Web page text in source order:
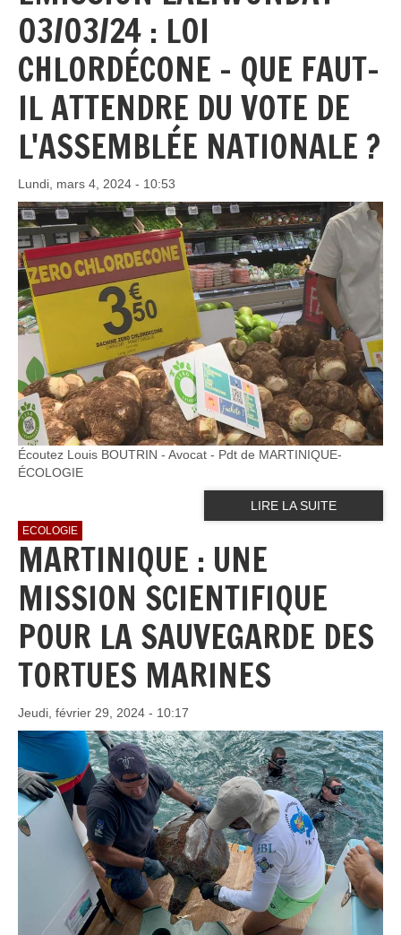
03/03/24 : LOI
CHLORDÉCONE - QUE FAUT-
IL ATTENDRE DU VOTE DE
L'ASSEMBLÉE NATIONALE ?
Lundi, mars 4, 2024 - 10:53
Écoutez Louis BOUTRIN - Avocat - Pdt de MARTINIQUE-
ÉCOLOGIE
LIRE LA SUITE
ECOLOGIE
MARTINIQUE : UNE
MISSION SCIENTIFIQUE
POUR LA SAUVEGARDE DES
TORTUES MARINES
Jeudi, février 29, 2024 - 10:17